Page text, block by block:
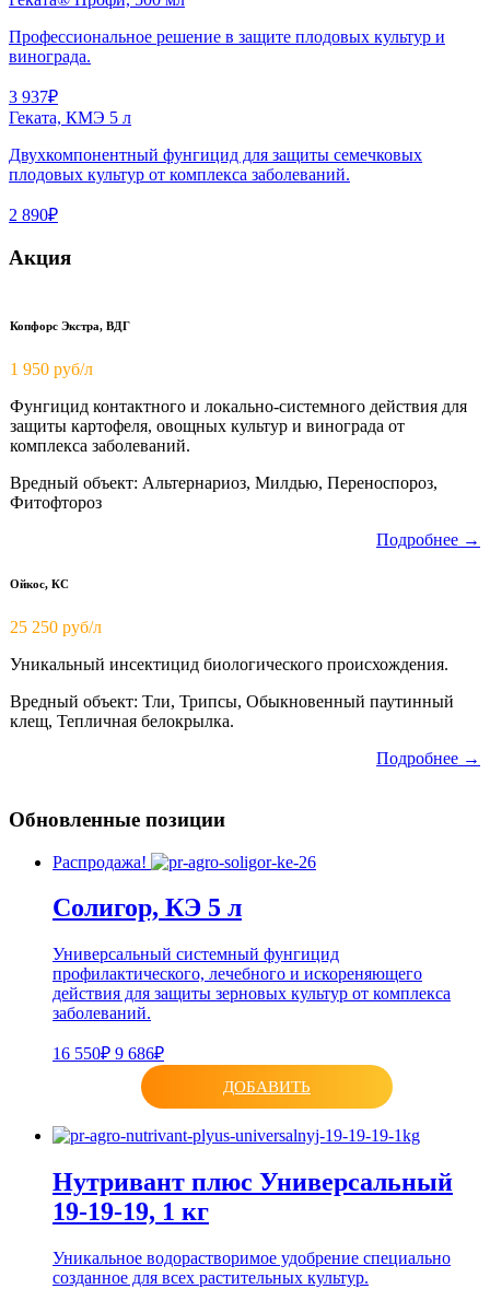
Профессиональное решение в защите плодовых культур и
винограда.
3 937₽
Геката, КМЭ 5 л
Двухкомпонентный фунгицид для защиты семечковых
плодовых культур от комплекса заболеваний.
2 890₽
Акция
Копфорс Экстра, ВДГ
1 950 руб/л
Фунгицид контактного и локально-системного действия для
защиты картофеля, овощных культур и винограда от
комплекса заболеваний.
Вредный объект: Альтернариоз, Милдью, Переноспороз,
Фитофтороз
Подробнее →
Ойкос, КС
25 250 руб/л
Уникальный инсектицид биологического происхождения.
Вредный объект: Тли, Трипсы, Обыкновенный паутинный
клещ, Тепличная белокрылка.
Подробнее →
Обновленные позиции
Распродажа!
Солигор, КЭ 5 л
Универсальный системный фунгицид
профилактического, лечебного и искореняющего
действия для защиты зерновых культур от комплекса
заболеваний.
16 550₽ 9 686₽
ДОБАВИТЬ
Нутривант плюс Универсальный
19-19-19, 1 кг
Уникальное водорастворимое удобрение специально
созданное для всех растительных культур.